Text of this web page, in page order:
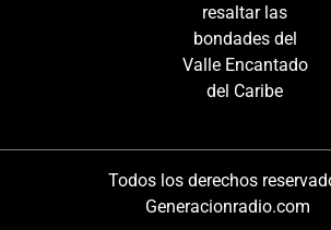
resaltar las
bondades del
Valle Encantado
del Caribe
Todos los derechos
Generacionradio.com